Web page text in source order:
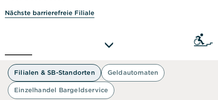
Sie
Nächste barrierefreie Filiale
Filialen & SB-Standorten Geldautomaten
Einzelhandel Bargeldservice